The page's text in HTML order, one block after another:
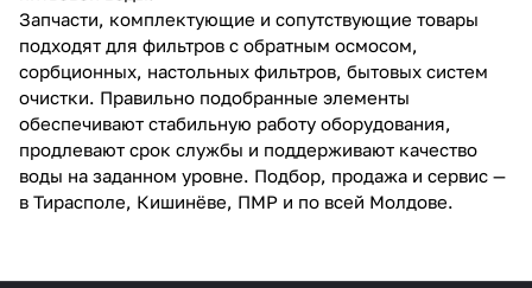
Запчасти, комплектующие и сопутствующие товары
подходят для фильтров с обратным осмосом,
сорбционных, настольных фильтров, бытовых систем
очистки. Правильно подобранные элементы
обеспечивают стабильную работу оборудования,
продлевают срок службы и поддерживают качество
воды на заданном уровне. Подбор, продажа и сервис —
в Тирасполе, Кишинёве, ПМР и по всей Молдове.